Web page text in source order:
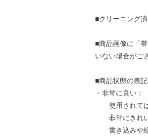
■クリーニング済
■商品画像に「
いない場合がご
■商品状態の表
・非常に良い：
使用されては
非常にきれい
書き込みや線